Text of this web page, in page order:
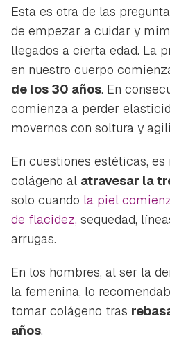
Esta es otra de las
de empezar a cuidar y
llegados a cierta edad. La
en nuestro cuerpo
de los 30 años. En
comienza a perder
movernos con soltura y
En cuestiones estéticas,
colágeno al atravesar la
solo cuando la piel
de flacidez, sequedad,
arrugas.
En los hombres, al ser la
la femenina, lo
tomar colágeno tras
años.